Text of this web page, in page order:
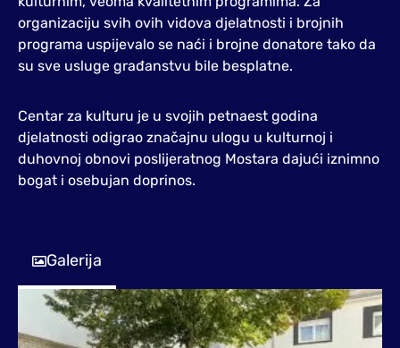
organizaciju svih ovih vidova djelatnosti i brojnih
programa uspijevalo se naći i brojne donatore tako da
su sve usluge građanstvu bile besplatne.
Centar za kulturu je u svojih petnaest godina
djelatnosti odigrao značajnu ulogu u kulturnoj i
duhovnoj obnovi poslijeratnog Mostara dajući iznimno
bogat i osebujan doprinos.
Galerija